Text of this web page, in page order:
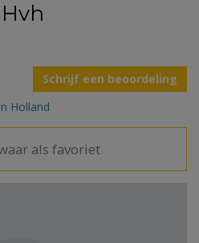
Schrijf een beoordeling
Holland
als favoriet